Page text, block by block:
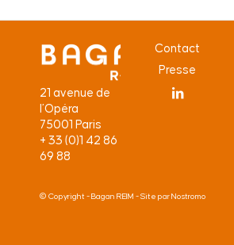
21 avenue de
l’Opéra
75001 Paris
+ 33 (0)1 42 86
69 88
Contact
Presse
© Copyright - Bagan REIM - Site par Nostromo